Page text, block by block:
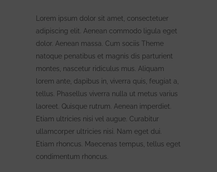
Lorem ipsum dolor sit amet, consectetuer
adipiscing elit. Aenean commodo ligula eget
dolor. Aenean massa. Cum sociis Theme
natoque penatibus et magnis dis parturient
montes, nascetur ridiculus mus. Aliquam
lorem ante, dapibus in, viverra quis, feugiat a,
tellus. Phasellus viverra nulla ut metus varius
laoreet. Quisque rutrum. Aenean imperdiet.
Etiam ultricies nisi vel augue. Curabitur
ullamcorper ultricies nisi. Nam eget dui.
Etiam rhoncus. Maecenas tempus, tellus eget
condimentum rhoncus.